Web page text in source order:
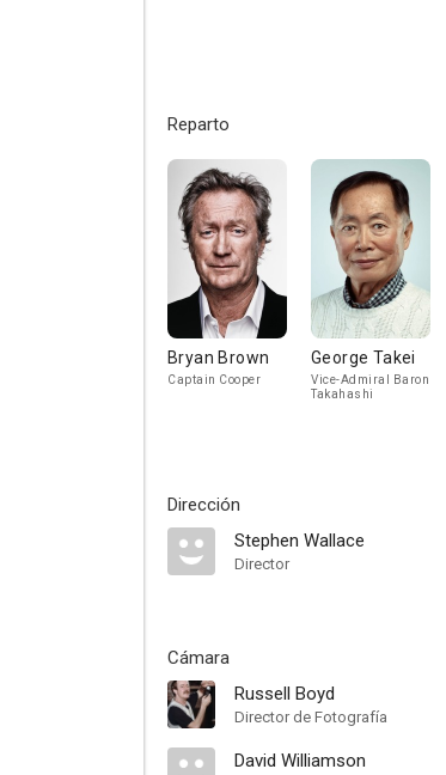
Reparto
Bryan Brown
Captain Cooper
George Takei
Vice-Admiral Baron
Takahashi
Dirección
Stephen Wallace
Director
Cámara
Russell Boyd
Director de Fotografía
David Williamson